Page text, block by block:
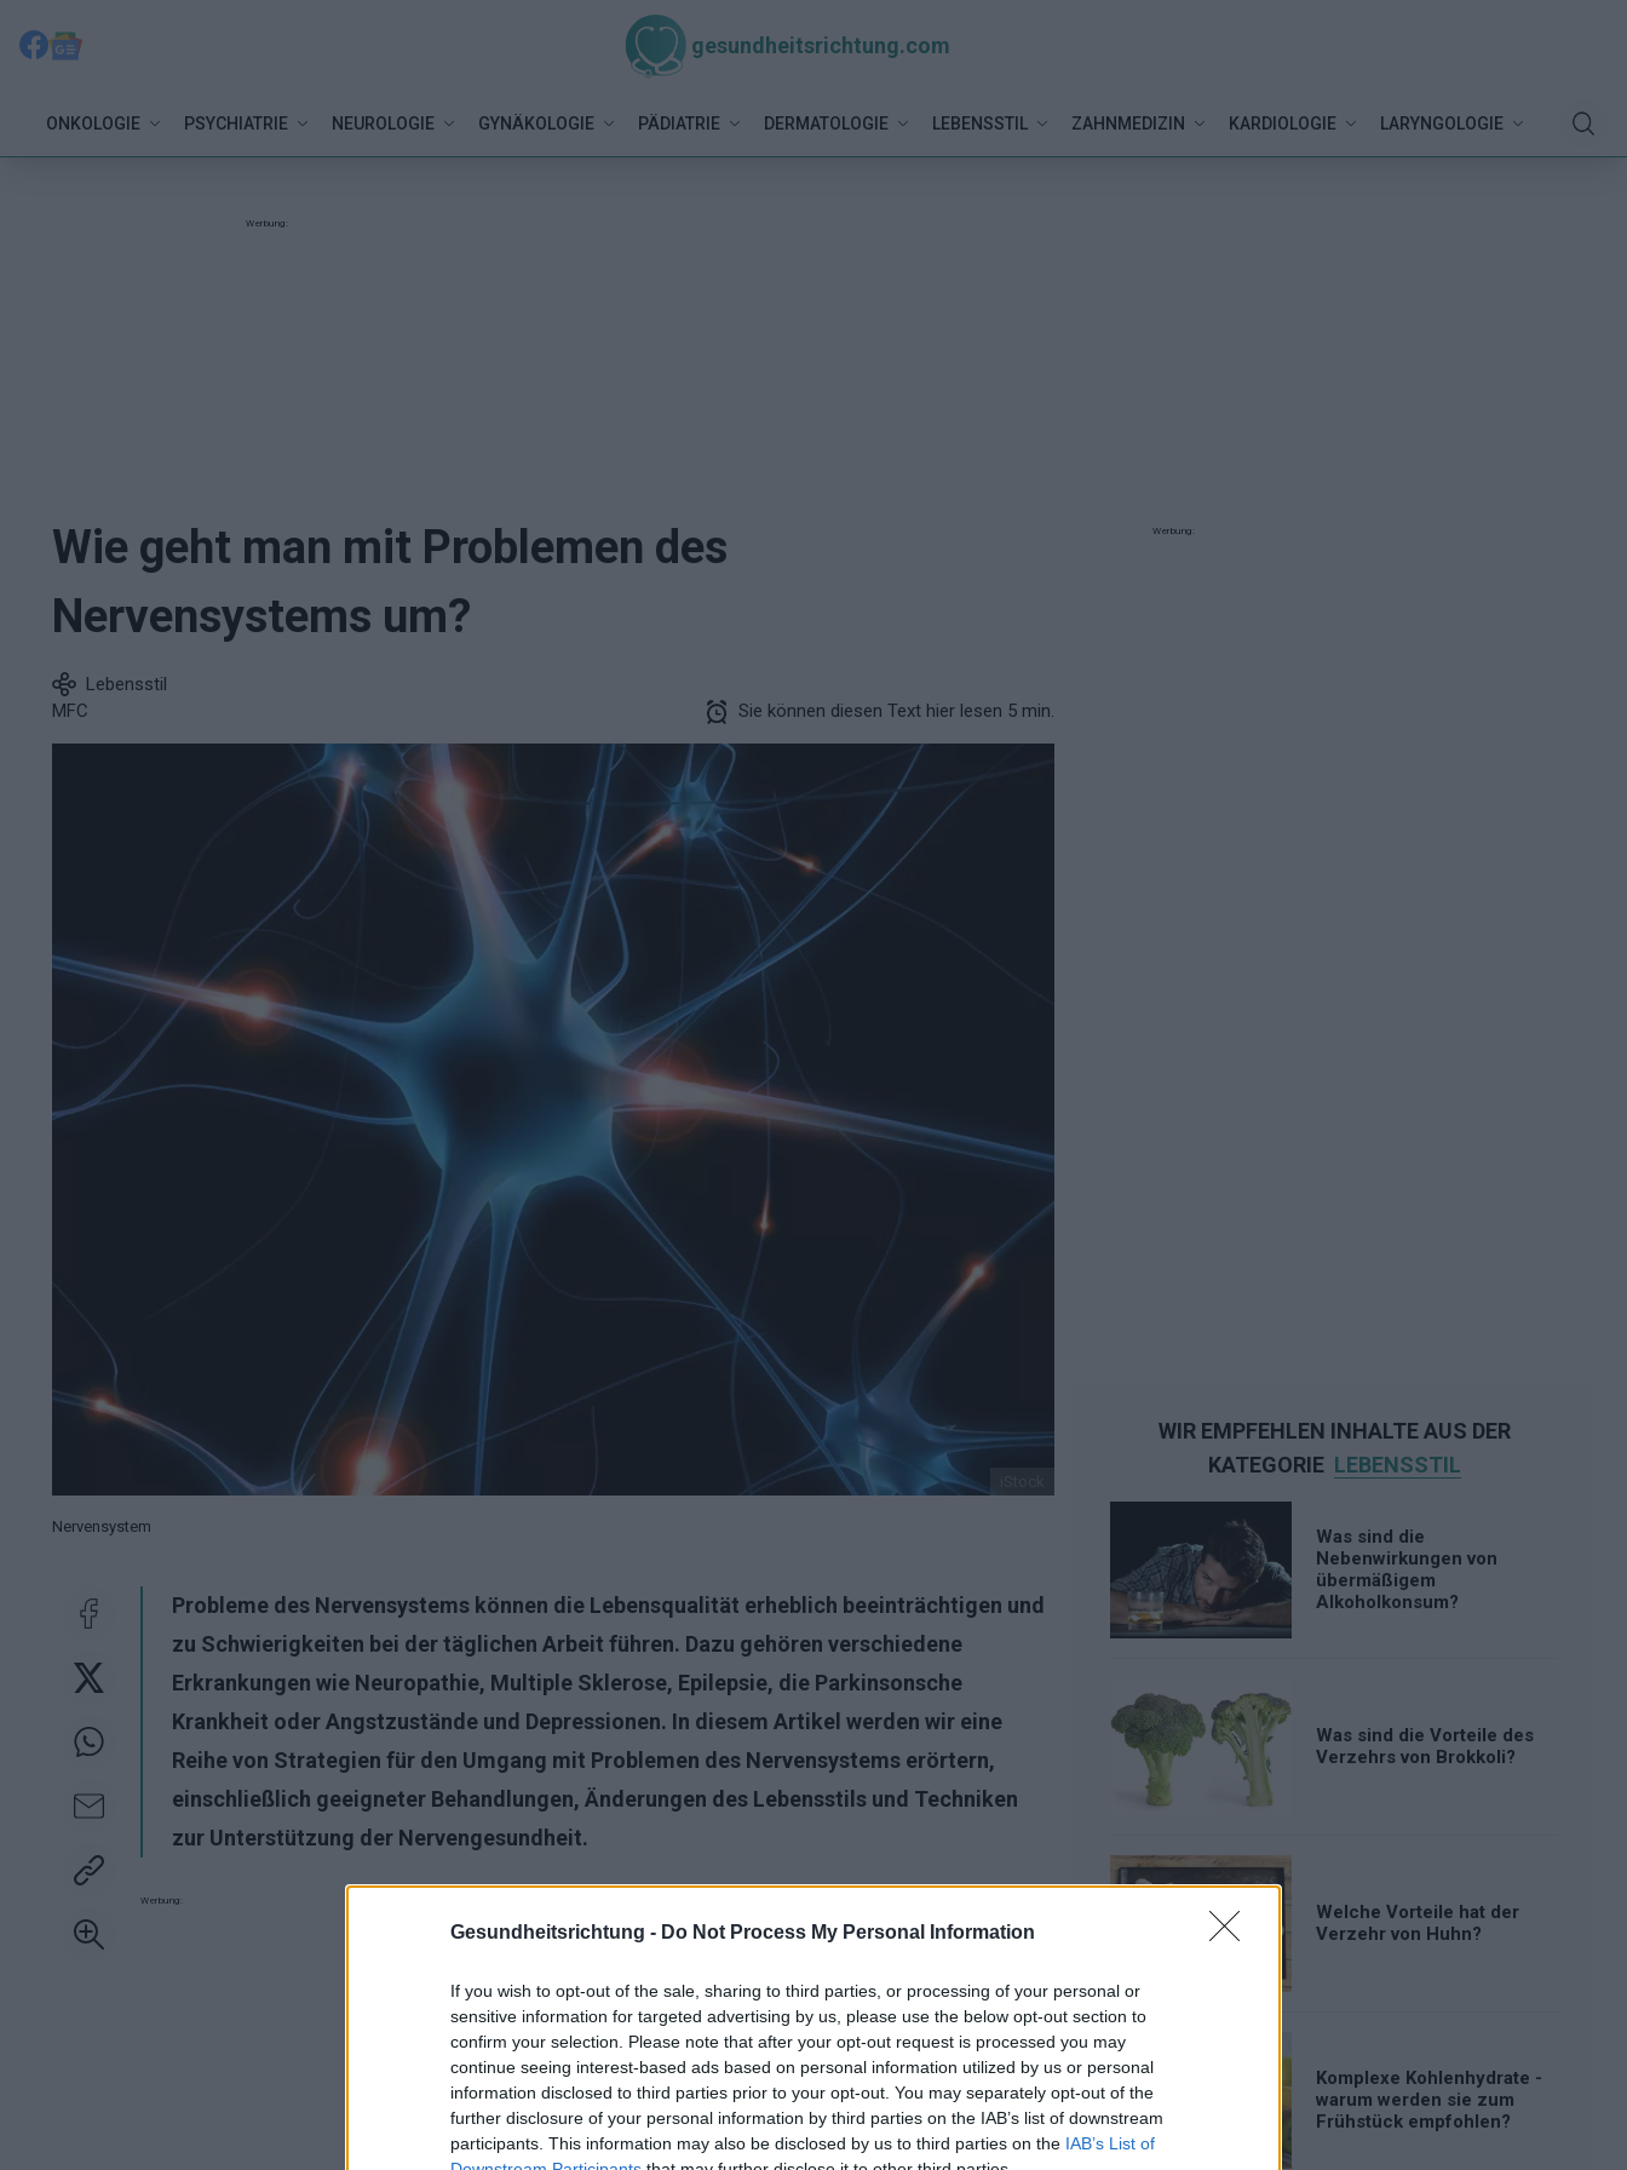
Gesundheitsrichtung - Do Not Process My Personal Information
If you wish to opt-out of the sale, sharing to third parties, or processing of your personal or
sensitive information for targeted advertising by us, please use the below opt-out section to
confirm your selection. Please note that after your opt-out request is processed you may
continue seeing interest-based ads based on personal information utilized by us or personal
information disclosed to third parties prior to your opt-out. You may separately opt-out of the
further disclosure of your personal information by third parties on the IAB’s list of downstream
participants. This information may also be disclosed by us to third parties on the IAB’s List of
gesundheitsrichtung.com
ONKOLOGIE PSYCHIATRIE NEUROLOGIE GYNÄKOLOGIE PÄDIATRIE DERMATOLOGIE LEBENSSTIL ZAHNMEDIZIN KARDIOLOGIE LARYNGOLOGIE
Werbung:
Wie geht man mit Problemen des
Nervensystems um?
Lebensstil
MFC
Sie können diesen Text hier lesen 5 min.
Nervensystem
Probleme des Nervensystems können die Lebensqualität erheblich beeinträchtigen und
zu Schwierigkeiten bei der täglichen Arbeit führen. Dazu gehören verschiedene
Erkrankungen wie Neuropathie, Multiple Sklerose, Epilepsie, die Parkinsonsche
Krankheit oder Angstzustände und Depressionen. In diesem Artikel werden wir eine
Reihe von Strategien für den Umgang mit Problemen des Nervensystems erörtern,
einschließlich geeigneter Behandlungen, Änderungen des Lebensstils und Techniken
zur Unterstützung der Nervengesundheit.
Werbung:
Werbung:
WIR EMPFEHLEN INHALTE AUS DER
KATEGORIE LEBENSSTIL
Was sind die
Nebenwirkungen von
übermäßigem
Alkoholkonsum?
Was sind die Vorteile des
Verzehrs von Brokkoli?
Welche Vorteile hat der
Verzehr von Huhn?
Komplexe Kohlenhydrate -
warum werden sie zum
Frühstück empfohlen?